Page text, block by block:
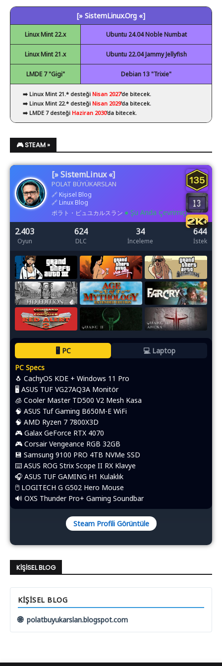
✔ Visual Studio Code
[» SistemLinux.Org «]
Linux Mint 22.x Ubuntu 24.04 Noble Numbat
Linux Mint 21.x Ubuntu 22.04 Jammy Jellyfish
LMDE 7 "Gigi" Debian 13 "Trixie"
➡️ Linux Mint 21.* desteği Nisan 2027’de bitecek.
➡️ Linux Mint 22.* desteği Nisan 2029’da bitecek.
➡️ LMDE 7 desteği Haziran 2030’da bitecek.
🎮 STEAM »
[» SistemLinux «]
POLAT BÜYÜKARSLAN
🔗 Kişisel Blog
🔗 Linux Blog
ポラト・ビュユカルスラン ● Şu Anda Çevrimiçi
2.403
Oyun
624
DLC
34
İnceleme
644
İstek
🖥️ PC
💻 Laptop
PC Specs
🐧 CachyOS KDE + Windows 11 Pro
🖥️ ASUS TUF VG27AQ3A Monitör
🧊 Cooler Master TD500 V2 Mesh Kasa
🧠 ASUS Tuf Gaming B650M-E WiFi
🧠 AMD Ryzen 7 7800X3D
🎮 Galax GeForce RTX 4070
🎮 Corsair Vengeance RGB 32GB
💾 Samsung 9100 PRO 4TB NVMe SSD
⌨️​ ASUS ROG Strix Scope II RX Klavye
🎧 ASUS TUF GAMING H1 Kulaklık
🖱️​ LOGITECH G G502 Hero Mouse
🔊 OXS Thunder Pro+ Gaming Soundbar
Steam Profili Görüntüle
KIŞISEL BLOG
KIŞISEL BLOG
🌐 polatbuyukarslan.blogspot.com